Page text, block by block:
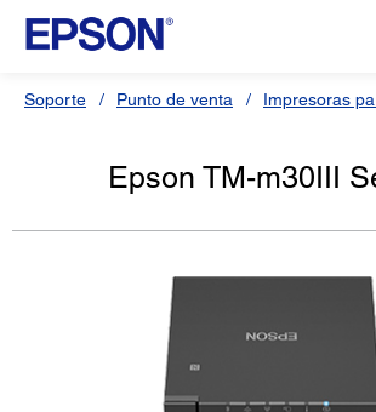
Soporte Punto de venta Impresoras
Epson TM-m30III